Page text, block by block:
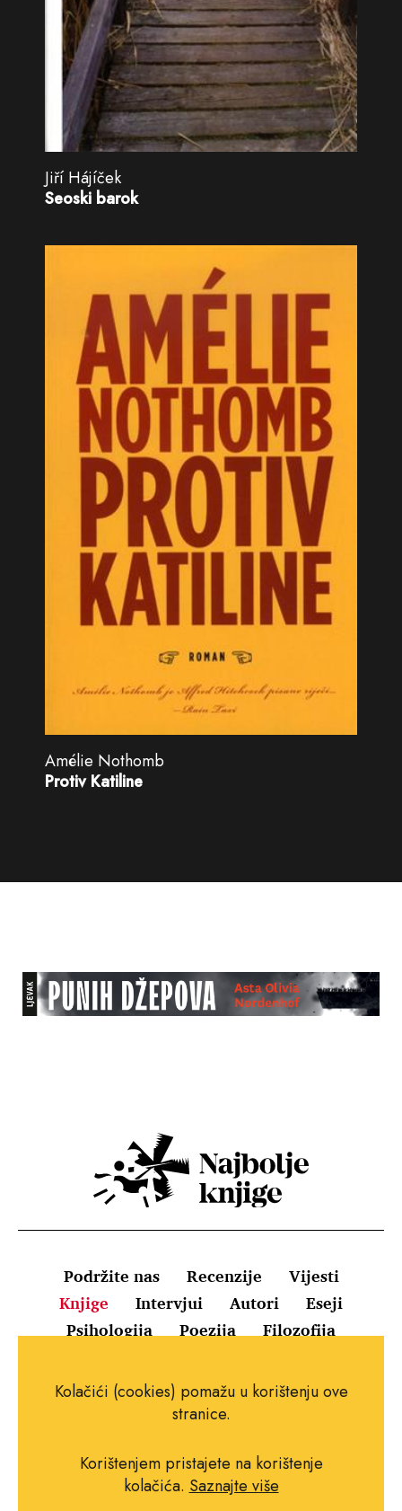
Jiří Hájíček
Seoski barok
Amélie Nothomb
Protiv Katiline
Podržite nas Recenzije
Vijesti
Knjige
Intervjui Autori
Eseji
Psihologija
Poezija Filozofija
Uvjeti korištenja
Pravila o kolačićima
Impressum
Kolačići (cookies) pomažu u korištenju ove
stranice.
Korištenjem pristajete na korištenje
kolačića. Saznajte više